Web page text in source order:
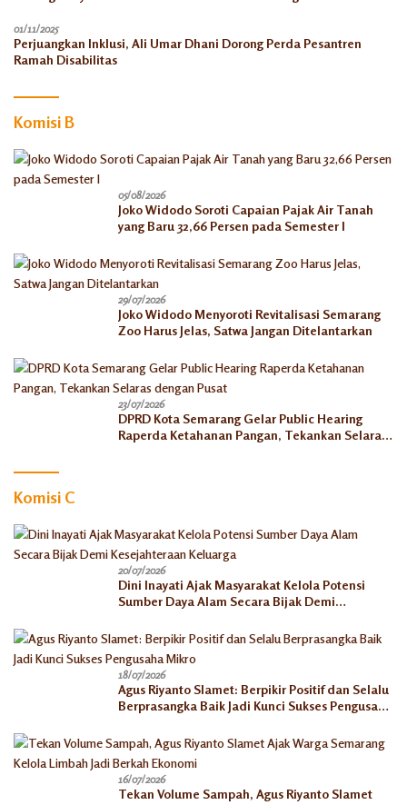
01/11/2025
Perjuangkan Inklusi, Ali Umar Dhani Dorong Perda Pesantren
Ramah Disabilitas
Komisi B
05/08/2026
Joko Widodo Soroti Capaian Pajak Air Tanah
yang Baru 32,66 Persen pada Semester I
29/07/2026
Joko Widodo Menyoroti Revitalisasi Semarang
Zoo Harus Jelas, Satwa Jangan Ditelantarkan
23/07/2026
DPRD Kota Semarang Gelar Public Hearing
Raperda Ketahanan Pangan, Tekankan Selaras
Komisi C
20/07/2026
Dini Inayati Ajak Masyarakat Kelola Potensi
Sumber Daya Alam Secara Bijak Demi
18/07/2026
Agus Riyanto Slamet: Berpikir Positif dan Selalu
Berprasangka Baik Jadi Kunci Sukses Pengusaha
16/07/2026
Tekan Volume Sampah, Agus Riyanto Slamet